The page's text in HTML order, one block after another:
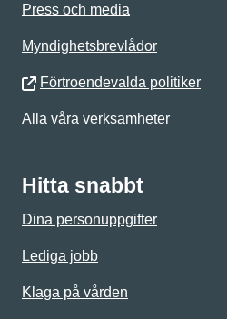
Press och media
Myndighetsbrevlådor
Förtroendevalda politiker
Alla våra verksamheter
Hitta snabbt
Dina personuppgifter
Lediga jobb
Klaga på vården